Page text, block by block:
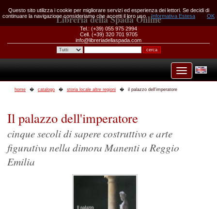
Libreria della Spada Online
Tel.: (+39) 055 975 2994
Cell. (+39) 320 701 9705
info@libreriadellaspada.com
home catalogo storia locale altre regioni il palazzo dell'imperatore
Il palazzo dell'imperatore
cinque secoli di sapere costruttivo e arte
figurativa nella dimora Manenti a Reggio
Emilia
Questo sito utilizza i cookie per migliorare servizi ed esperienza dei lettori. Se decidi di
continuare la navigazione consideriamo che accetti il loro uso.
Informativa Estesa OK